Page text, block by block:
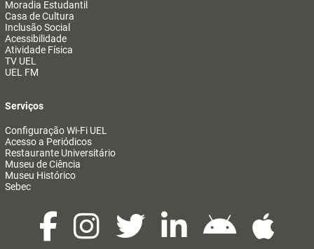
Moradia Estudantil
Casa de Cultura
Inclusão Social
Acessibilidade
Atividade Física
TV UEL
UEL FM
Serviços
Configuração Wi-Fi UEL
Acesso a Periódicos
Restaurante Universitário
Museu de Ciência
Museu Histórico
Sebec